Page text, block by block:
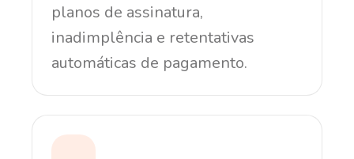
planos de assinatura,
inadimplência e retentativas
automáticas de pagamento.